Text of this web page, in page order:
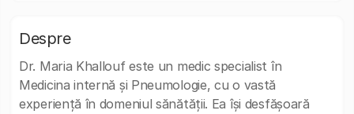
Despre
Dr. Maria Khallouf este un medic specialist în
Medicina internă și Pneumologie, cu o vastă
experiență în domeniul sănătății. Ea își desfășoară